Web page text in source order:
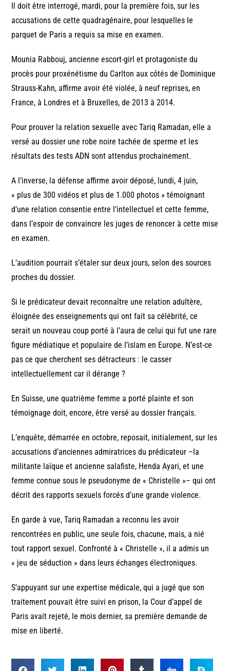
Il doit être interrogé, mardi, pour la première fois, sur les
accusations de cette quadragénaire, pour lesquelles le
parquet de Paris a requis sa mise en examen.
Mounia Rabbouj, ancienne escort-girl et protagoniste du
procès pour proxénétisme du Carlton aux côtés de Dominique
Strauss-Kahn, affirme avoir été violée, à neuf reprises, en
France, à Londres et à Bruxelles, de 2013 à 2014.
Pour prouver la relation sexuelle avec Tariq Ramadan, elle a
versé au dossier une robe noire tachée de sperme et les
résultats des tests ADN sont attendus prochainement.
A l’inverse, la défense affirme avoir déposé, lundi, 4 juin,
« plus de 300 vidéos et plus de 1.000 photos » témoignant
d’une relation consentie entre l’intellectuel et cette femme,
dans l’espoir de convaincre les juges de renoncer à cette mise
en examen.
L’audition pourrait s’étaler sur deux jours, selon des sources
proches du dossier.
Si le prédicateur devait reconnaître une relation adultère,
éloignée des enseignements qui ont fait sa célébrité, ce
serait un nouveau coup porté à l’aura de celui qui fut une rare
figure médiatique et populaire de l’islam en Europe. N’est-ce
pas ce que cherchent ses détracteurs : le casser
intellectuellement car il dérange ?
En Suisse, une quatrième femme a porté plainte et son
témoignage doit, encore, être versé au dossier français.
L’enquête, démarrée en octobre, reposait, initialement, sur les
accusations d’anciennes admiratrices du prédicateur –la
militante laïque et ancienne salafiste, Henda Ayari, et une
femme connue sous le pseudonyme de « Christelle »– qui ont
décrit des rapports sexuels forcés d’une grande violence.
En garde à vue, Tariq Ramadan a reconnu les avoir
rencontrées en public, une seule fois, chacune, mais, a nié
tout rapport sexuel. Confronté à « Christelle », il a admis un
« jeu de séduction » dans leurs échanges électroniques.
S’appuyant sur une expertise médicale, qui a jugé que son
traitement pouvait être suivi en prison, la Cour d’appel de
Paris avait rejeté, le mois dernier, sa première demande de
mise en liberté.